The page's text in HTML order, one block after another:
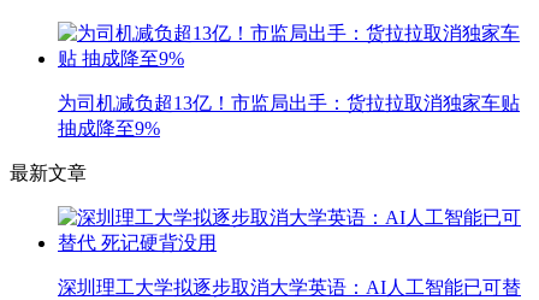
为司机减负超13亿！市监局出手：货拉拉取消独家车贴
抽成降至9%
最新文章
深圳理工大学拟逐步取消大学英语：AI人工智能已可替